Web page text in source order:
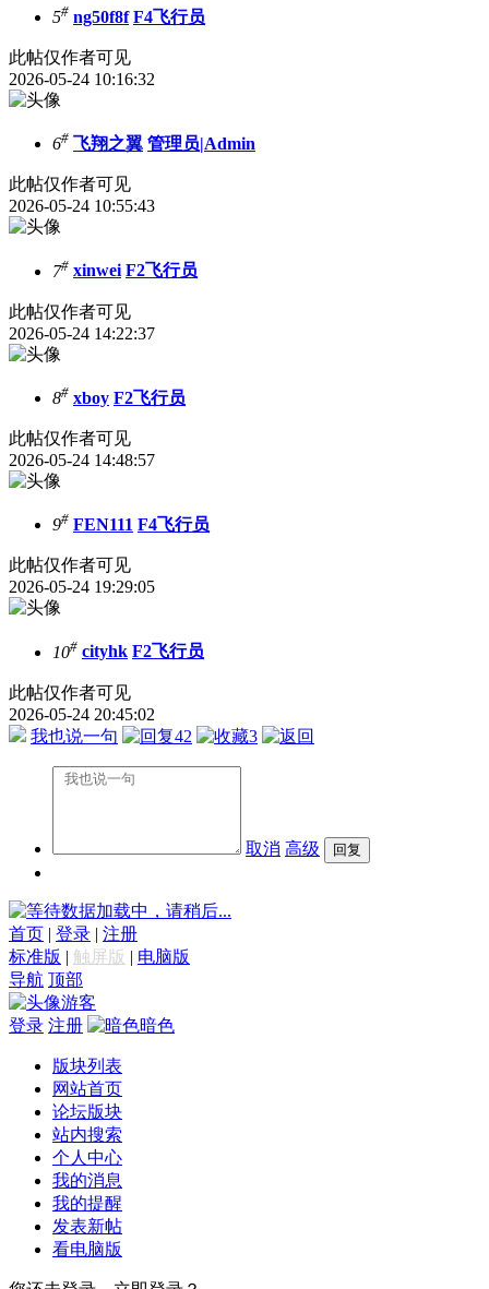
5# ng50f8f F4飞行员
此帖仅作者可见
2026-05-24 10:16:32
6# 飞翔之翼 管理员|Admin
此帖仅作者可见
2026-05-24 10:55:43
7# xinwei F2飞行员
此帖仅作者可见
2026-05-24 14:22:37
8# xboy F2飞行员
此帖仅作者可见
2026-05-24 14:48:57
9# FEN111 F4飞行员
此帖仅作者可见
2026-05-24 19:29:05
10# cityhk F2飞行员
此帖仅作者可见
2026-05-24 20:45:02
我也说一句
42 3
取消 高级
数据加载中，请稍后...
首页 | 登录 | 注册
标准版 | 触屏版 | 电脑版
导航 顶部
游客
登录 注册 暗色
版块列表
网站首页
论坛版块
站内搜索
个人中心
我的消息
我的提醒
发表新帖
看电脑版